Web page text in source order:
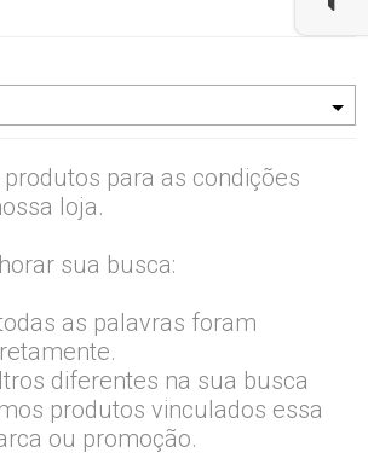
para as condições
loja.
sua busca:
as palavras foram
diferentes na sua busca
produtos vinculados essa
ou promoção.